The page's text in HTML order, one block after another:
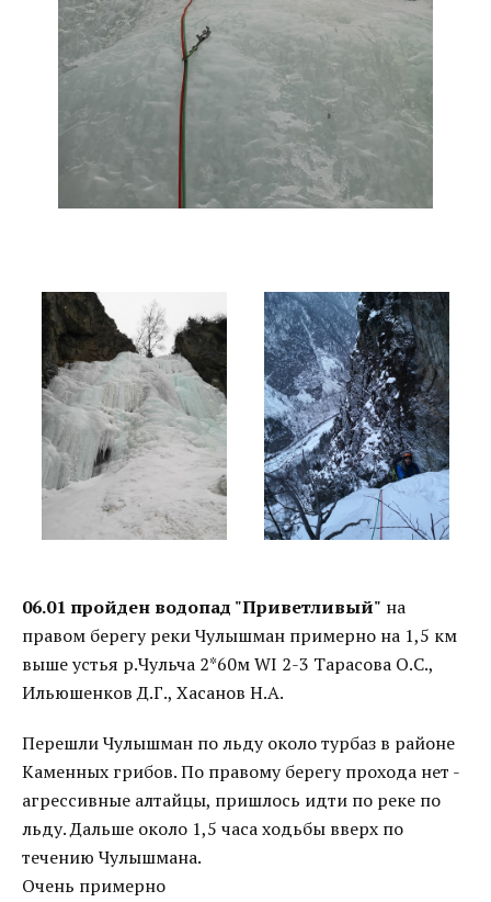
06.01 пройден водопад "Приветливый" на
правом берегу реки Чулышман примерно на 1,5 км
выше устья р.Чульча 2*60м WI 2-3 Тарасова О.С.,
Ильюшенков Д.Г., Хасанов Н.А.
Перешли Чулышман по льду около турбаз в районе
Каменных грибов. По правому берегу прохода нет -
агрессивные алтайцы, пришлось идти по реке по
льду. Дальше около 1,5 часа ходьбы вверх по
течению Чулышмана.
Очень примерно